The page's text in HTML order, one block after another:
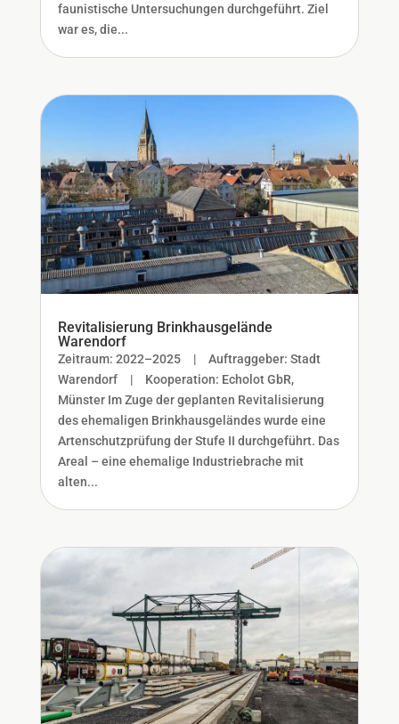
faunistische Untersuchungen durchgeführt. Ziel
war es, die...
Revitalisierung Brinkhausgelände
Warendorf
Zeitraum: 2022–2025 | Auftraggeber: Stadt
Warendorf | Kooperation: Echolot GbR,
Münster Im Zuge der geplanten Revitalisierung
des ehemaligen Brinkhausgeländes wurde eine
Artenschutzprüfung der Stufe II durchgeführt. Das
Areal – eine ehemalige Industriebrache mit
alten...